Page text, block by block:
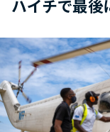
ハイチで最後